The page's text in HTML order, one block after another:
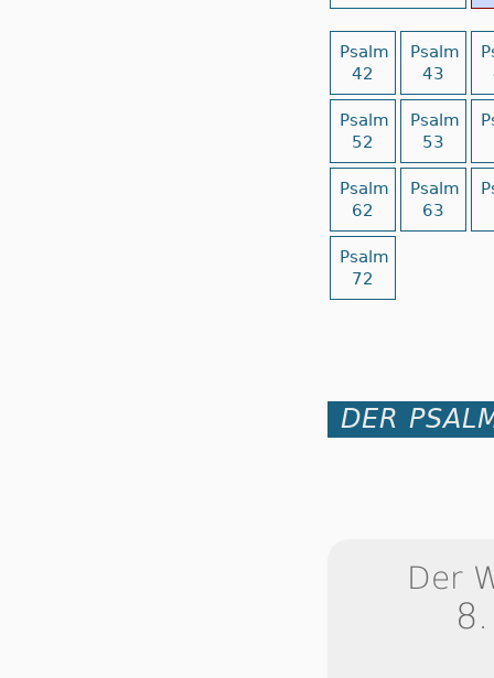
Psalm
42
Psalm
43
Psalm
52
Psalm
53
Psalm
62
Psalm
63
Psalm
72
DER
Der